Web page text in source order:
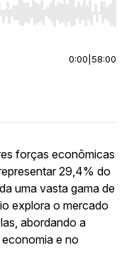
Home/End to jump
0:00 58:00
forças econômicas
29,4% do
uma vasta gama de
explora o mercado
abordando a
e no